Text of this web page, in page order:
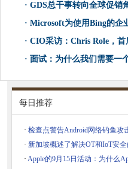
· GDS总干事转向全球促销
· Microsoft为使用Bing的企
· CIO采访：Chris Role，首
· 面试：为什么我们需要一
每日推荐
· 检查点警告Android网络钓鱼攻
· 新加坡概述了解决OT和IoT安
· Apple的9月15日活动：为什么